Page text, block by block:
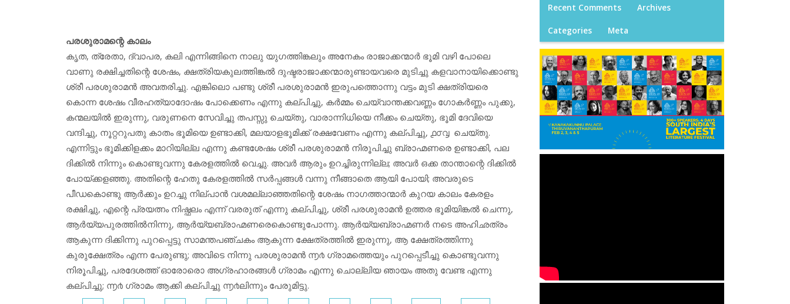
പരശുരാമന്റെ കാലം
കൃത, ത്രേതാ, ദ്വാപര, കലി എന്നിങ്ങിനെ നാലു യുഗത്തിങ്കലും അനേകം രാജാക്കന്മാർ ഭൂമി വഴി പോലെ
വാണു രക്ഷിച്ചതിന്റെ ശേഷം, ക്ഷത്രിയകുലത്തിങ്കൽ ദുഷ്ടരാജാക്കന്മാരുണ്ടായവരെ മുടിച്ചു കളവാനായിക്കൊണ്ടു
ശ്രീ പരശുരാമൻ അവതരിച്ചു. എങ്കിലൊ പണ്ടു ശ്രീ പരശുരാമൻ ഇരുപത്തൊന്നു വട്ടം മുടി ക്ഷത്രിയരെ
കൊന്ന ശേഷം വീരഹത്യാദോഷം പോക്കെണം എന്നു കല്പിച്ചു, കർമ്മം ചെയ്‌വാന്തക്കവണ്ണം ഗോകർണ്ണം പുക്കു,
കന്മലയിൽ ഇരുന്നു, വരുണനെ സേവിച്ചു തപസ്സു ചെയ്തു, വാരാന്നിധിയെ നീക്കം ചെയ്തു, ഭൂമി ദേവിയെ
വന്ദിച്ചു, നൂറ്ററുപതു കാതം ഭൂമിയെ ഉണ്ടാക്കി, മലയാളഭൂമിക്ക് രക്ഷവേണം എന്നു കല്പിച്ചു, ൧൦൮ ചെയ്തു.
എന്നിട്ടും ഭൂമിക്കിളക്കം മാറിയില്ല എന്നു കണ്ടശേഷം ശ്രീ പരശുരാമൻ നിരൂപിച്ചു ബ്രാഹ്മണരെ ഉണ്ടാക്കി, പല
ദിക്കിൽ നിന്നും കൊണ്ടുവന്നു കേരളത്തിൽ വെച്ചു. അവർ ആരും ഉറച്ചിരുന്നില്ല; അവർ ഒക്ക താന്താന്റെ ദിക്കിൽ
പോയ്ക്കളഞ്ഞു. അതിന്റെ ഹേതു കേരളത്തിൽ സർപ്പങ്ങൾ വന്നു നീങ്ങാതെ ആയി പോയി; അവരുടെ
പീഡകൊണ്ടു ആർക്കും ഉറച്ചു നില്പാൻ വശമല്ലാഞ്ഞതിന്റെ ശേഷം നാഗത്താന്മാർ കുറയ കാലം കേരളം
രക്ഷിച്ചു, എന്റെ പ്രയത്നം നിഷ്ഫലം എന്ന് വരരുത് എന്നു കല്പിച്ചു, ശ്രീ പരശുരാമൻ ഉത്തര ഭൂമിയിങ്കൽ ചെന്നു,
ആർയ്യപുരത്തിൽനിന്നു, ആർയ്യബ്രാഹ്മണരെകൊണ്ടുപോന്നു. ആർയ്യബ്രാഹ്മണർ നടെ അഹിഛത്രം
ആകുന്ന ദിക്കിന്നു പുറപ്പെട്ടു സാമന്തപഞ്ചകം ആകുന്ന ക്ഷേത്രത്തിൽ ഇരുന്നു, ആ ക്ഷേത്രത്തിന്നു
കുരുക്ഷേത്രം എന്ന പേരുണ്ടു; അവിടെ നിന്നു പരശുരാമൻ ൬൪ ഗ്രാമത്തെയും പുറപ്പെടീച്ചു കൊണ്ടുവന്നു
നിരൂപിച്ചു, പരദേശത്ത് ഓരോരൊ അഗ്രഹാരങ്ങൾ ഗ്രാമം എന്നു ചൊല്ലിയ ഞായം അതു വേണ്ട എന്നു
കല്പിച്ചു; ൬൪ ഗ്രാമം ആക്കി കല്പിച്ചു ൬൪ലിന്നും പേരുമിട്ടു.
Recent Comments Archives
Categories Meta